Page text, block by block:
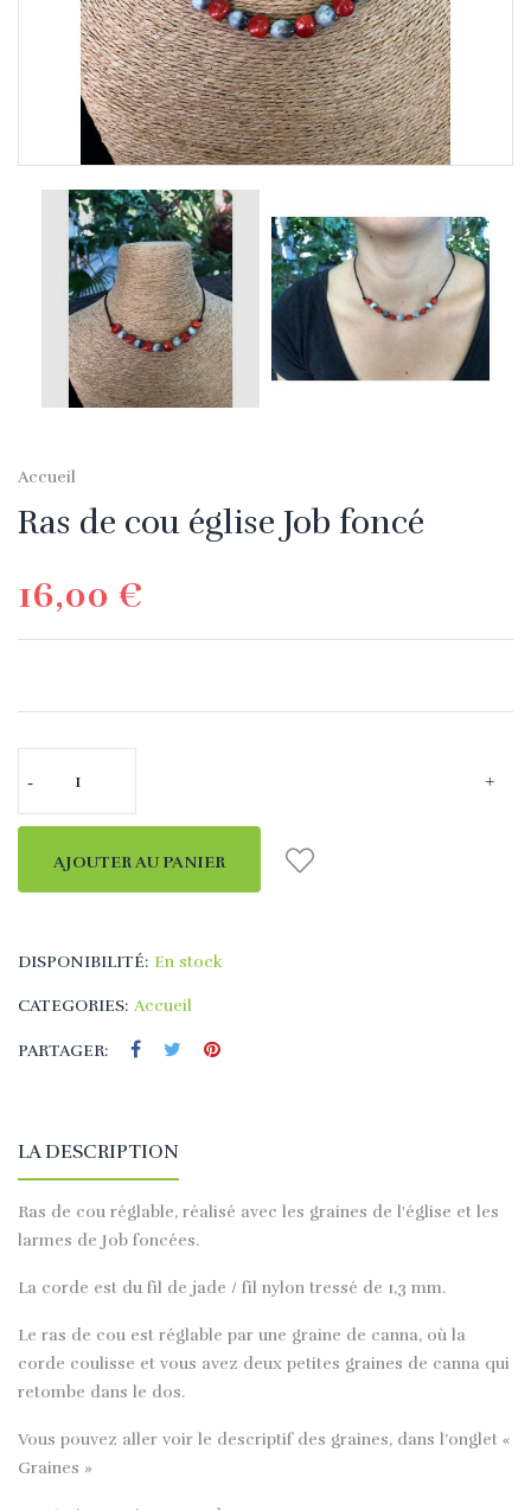
Accueil
Ras de cou église Job foncé
16,00 €
AJOUTER AU PANIER
DISPONIBILITÉ: En stock
CATEGORIES: Accueil
PARTAGER:
LA DESCRIPTION
Ras de cou réglable, réalisé avec les graines de l'église et les
larmes de Job foncées.
La corde est du fil de jade / fil nylon tressé de 1,3 mm.
Le ras de cou est réglable par une graine de canna, où la
corde coulisse et vous avez deux petites graines de canna qui
retombe dans le dos.
Vous pouvez aller voir le descriptif des graines, dans l’onglet «
Graines »